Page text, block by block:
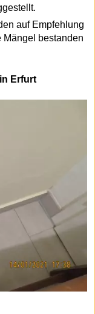
auf Empfehlung
Mängel bestanden
Erfurt